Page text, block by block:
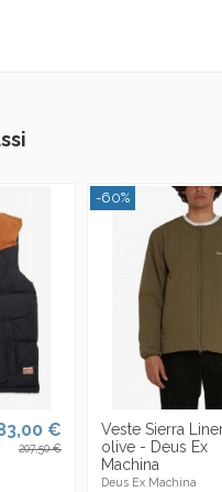
€
207,50 €
-60%
Veste Sierra
olive - Deus Ex
Machina
Deus Ex Machina